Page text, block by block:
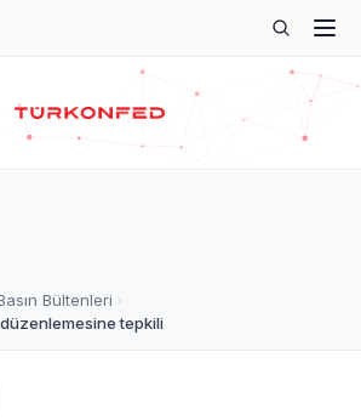
Bültenleri
düzenlemesine tepkili